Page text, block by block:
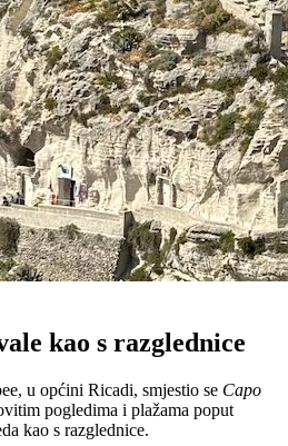
kao s razglednice
u općini Ricadi, smjestio se Capo
pogledima i plažama poput
kao s razglednice.